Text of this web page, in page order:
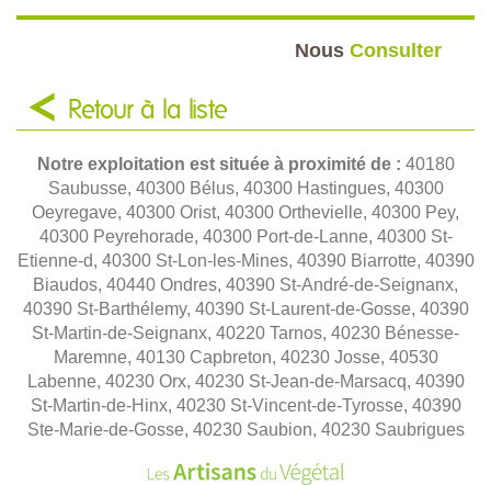
Nous Consulter
Retour à la liste
Notre exploitation est située à proximité de : 40180
Saubusse, 40300 Bélus, 40300 Hastingues, 40300
Oeyregave, 40300 Orist, 40300 Orthevielle, 40300 Pey,
40300 Peyrehorade, 40300 Port-de-Lanne, 40300 St-
Etienne-d, 40300 St-Lon-les-Mines, 40390 Biarrotte, 40390
Biaudos, 40440 Ondres, 40390 St-André-de-Seignanx,
40390 St-Barthélemy, 40390 St-Laurent-de-Gosse, 40390
St-Martin-de-Seignanx, 40220 Tarnos, 40230 Bénesse-
Maremne, 40130 Capbreton, 40230 Josse, 40530
Labenne, 40230 Orx, 40230 St-Jean-de-Marsacq, 40390
St-Martin-de-Hinx, 40230 St-Vincent-de-Tyrosse, 40390
Ste-Marie-de-Gosse, 40230 Saubion, 40230 Saubrigues